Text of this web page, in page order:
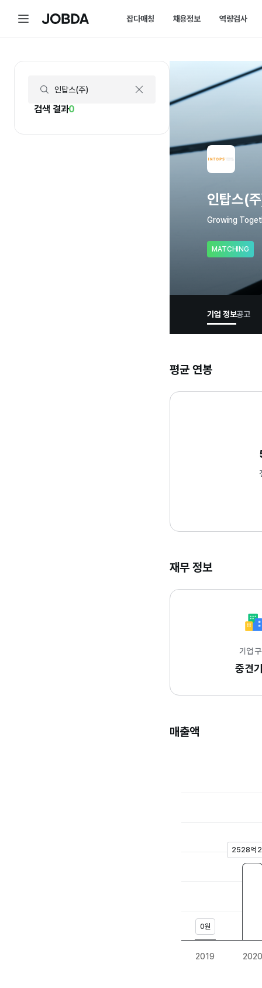
J
A
잡다매칭
매칭에 대한 모든 정보를 한곳에서
잡다매칭 소개
스펙아닌 역량으로 취업하는 방법을
채용정보
채용 스케줄을 놓
채용 공고
역량검사
검색 결과0
인탑스(
Growing
MATCHING
기업 정보공고
평균 연봉
재무 정보
기업
중견
매출액
0원
2528억 2
2019 2020